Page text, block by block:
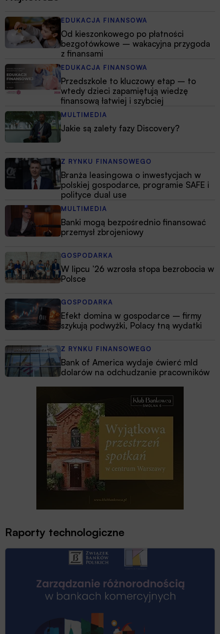
EDUKACJA FINANSOWA
Od kieszonkowego po płatności
bezgotówkowe – wakacyjna przygoda
z finansami
EDUKACJA FINANSOWA
Przedszkole to kluczowy etap – to
wtedy dzieci zapamiętują wiedzę
finansową łatwiej i szybciej
MULTIMEDIA
Jakie są zalety fazy Discovery?
Z RYNKU FINANSOWEGO
Branża leasingowa o inwestycjach w
polskiej gospodarce, programie SAFE i
polityce dual use
MULTIMEDIA
Banki mogą bezpośrednio finansować
przemysł zbrojeniowy
GOSPODARKA
W lipcu ’26 wzrosła stopa bezrobocia w
Polsce
GOSPODARKA
Efekt domina w gospodarce – firmy
szykują podwyżki, Polacy tną wydatki
Z RYNKU FINANSOWEGO
Bank of America wydaje ćwierć mld
dolarów na odchudzanie pracowników
Raporty technologiczne